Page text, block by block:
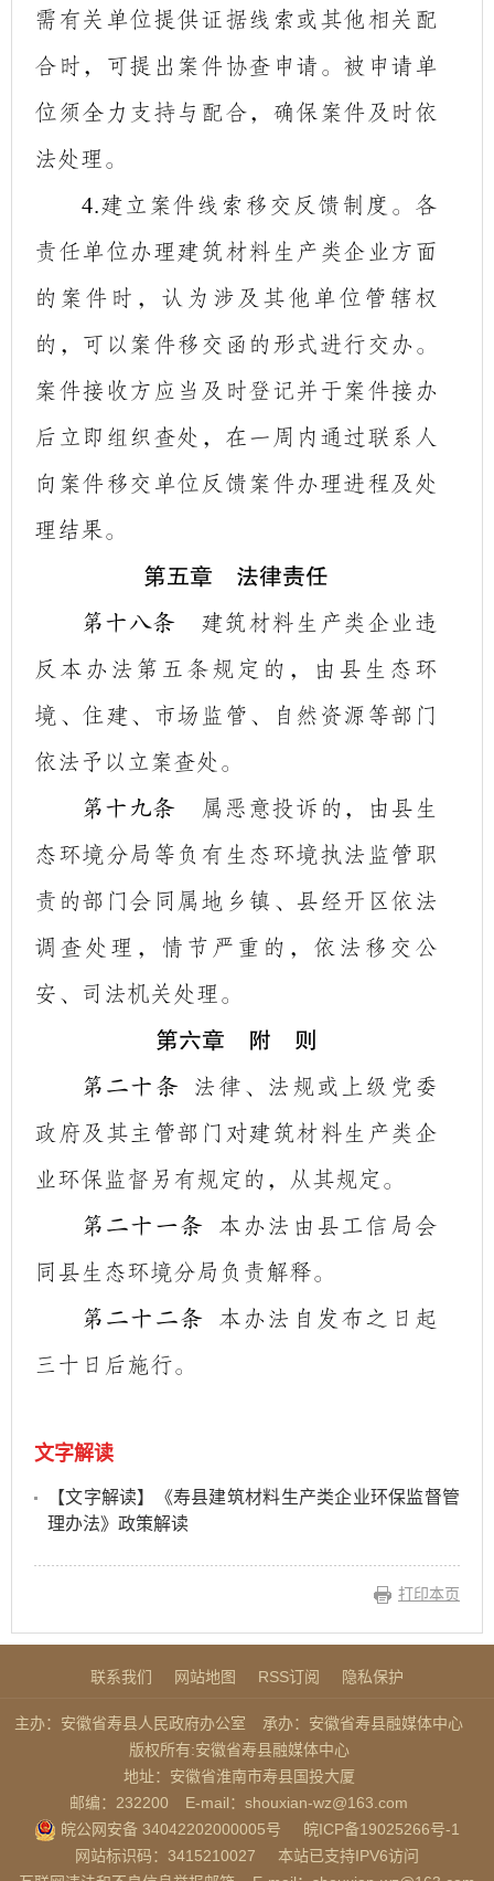
需有关单位提供证据线索或其他相关配
合时，可提出案件协查申请。被申请单
位须全力支持与配合，确保案件及时依
法处理。
4.建立案件线索移交反馈制度。各
责任单位办理建筑材料生产类企业方面
的案件时，认为涉及其他单位管辖权
的，可以案件移交函的形式进行交办。
案件接收方应当及时登记并于案件接办
后立即组织查处，在一周内通过联系人
向案件移交单位反馈案件办理进程及处
理结果。
第五章 法律责任
第十八条 建筑材料生产类企业违
反本办法第五条规定的，由县生态环
境、住建、市场监管、自然资源等部门
依法予以立案查处。
第十九条 属恶意投诉的，由县生
态环境分局等负有生态环境执法监管职
责的部门会同属地乡镇 、县经开区依法
调查处理，情节严重的，依法移交公
安、司法机关处理。
第六章 附 则
第二十条
法律、法规或上级党委
政府及其主管部门对建筑材料生产类企
业环保监督另有规定的，从其规定。
第二十一条
本办法由县工信局会
同县生态环境分局负责解释。
第二十二条
本办法自发布之日起
三十日后施行。
文字解读
【文字解读】《寿县建筑材料生产类企业环保监督管
理办法》政策解读
打印本页
联系我们 网站地图 RSS订阅 隐私保护
主办：安徽省寿县人民政府办公室
承办：安徽省寿县融媒体中心
版权所有:安徽省寿县融媒体中心
地址：安徽省淮南市寿县国投大厦
邮编：232200
E-mail：shouxian-wz@163.com
皖公网安备 34042202000005号
皖ICP备19025266号-1
网站标识码：3415210027
本站已支持IPV6访问